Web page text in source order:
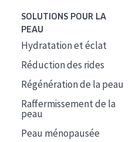
SOLUTIONS POUR LA
PEAU
Hydratation et éclat
Réduction des rides
Régénération de la peau
Raffermissement de la
peau
Peau ménopausée